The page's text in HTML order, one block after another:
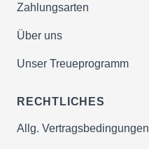
Zahlungsarten
Über uns
Unser Treueprogramm
RECHTLICHES
Allg. Vertragsbedingungen